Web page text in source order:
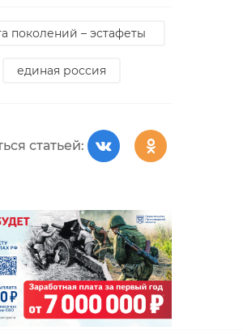
поколений – эстафеты
единая россия
статьей: